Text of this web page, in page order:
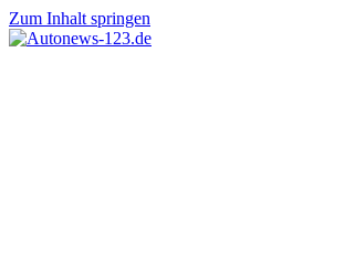
Zum Inhalt springen